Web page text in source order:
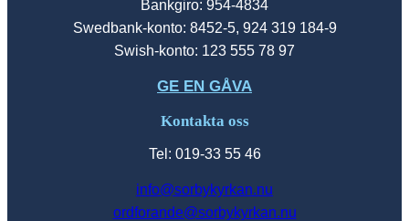
Bankgiro: 954-4834
Swedbank-konto: 8452-5, 924 319 184-9
Swish-konto: 123 555 78 97
GE EN GÅVA
Kontakta oss
Tel: 019-33 55 46
info@sorbykyrkan.nu
ordforande@sorbykyrkan.nu